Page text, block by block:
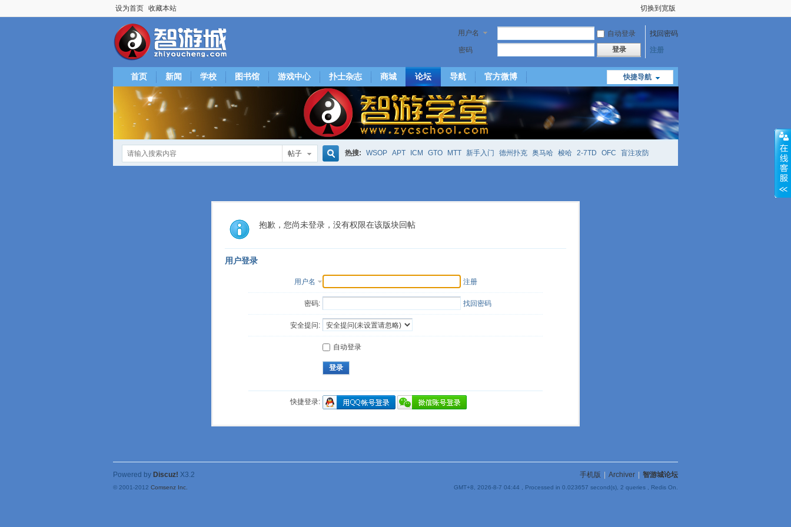
设为首页 收藏本站 切换到宽版
用户名 自动登录
找回密码
密码
登录 注册
快捷导航
首页 新闻 学校 图书馆 游戏中心 扑士杂志 商城 论坛 导航 官方微博
帖子
索
热搜: WSOP APT ICM GTO MTT 新手入门 德州扑克 奥马哈 梭哈 2-7TD OFC 盲注攻防
大发取钱 短筹码优势 澳门 永利
抱歉，您尚未登录，没有权限在该版块回帖
用户登录
用户名 注册
密码: 找回密码
安全提问:
自动登录
登录
快捷登录:
手机版 Archiver 智游城论坛
GMT+8, 2026-8-7 04:44 , Processed in 0.023657 second(s), 2 queries , Redis On.
Powered by Discuz! X3.2
© 2001-2012 Comsenz Inc.